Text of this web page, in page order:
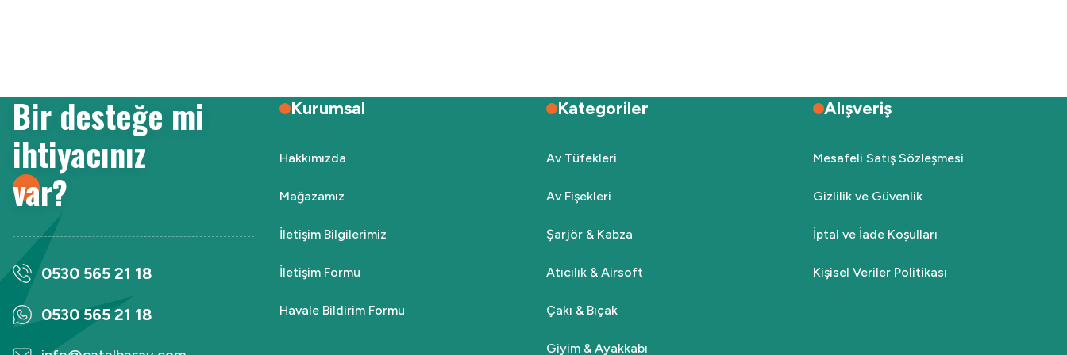
Bu ürüne benzer farklı alternatifler olmalı.
Bir desteğe mi
ihtiyacınız
var?
0530 565 21 18
0530 565 21 18
Kurumsal
Hakkımızda
Mağazamız
İletişim Bilgilerimiz
İletişim Formu
Havale Bildirim Formu
Kategoriler
Av Tüfekleri
Av Fişekleri
Şarjör & Kabza
Atıcılık & Airsoft
Çakı & Bıçak
Giyim & Ayakkabı
Alışveriş
Mesafeli Satış Sözleşmesi
Gizlilik ve Güvenlik
İptal ve İade Koşulları
Kişisel Veriler Politikası